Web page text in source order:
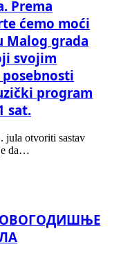
Prema
ćemo moći
Malog grada
svojim
program
sat.
jula otvoriti sastav
da…
ОВОГОДИШЊЕ